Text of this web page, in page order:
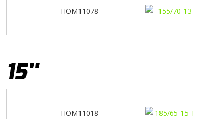
HOM11078
15''
HOM11018